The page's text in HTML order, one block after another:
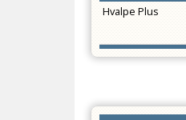
Hvalpe Plus